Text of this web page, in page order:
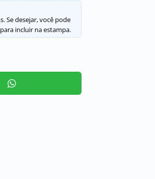
Se desejar, você pode
incluir na estampa.